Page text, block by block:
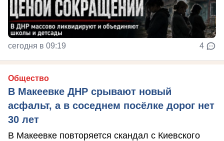
сегодня в 09:19 4
Общество
В Макеевке ДНР срывают новый
асфальт, а в соседнем посёлке дорог нет
30 лет
В Макеевке повторяется скандал с Киевского